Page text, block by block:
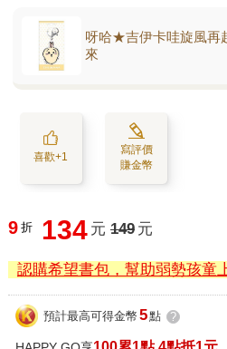
呀哈★吉伊卡哇旋風再
來
喜歡+1
寫評價
賺金幣
9 折 134 元 149 元
認購希望書包，幫助弱勢孩童
預計最高可得金幣 5點 ?